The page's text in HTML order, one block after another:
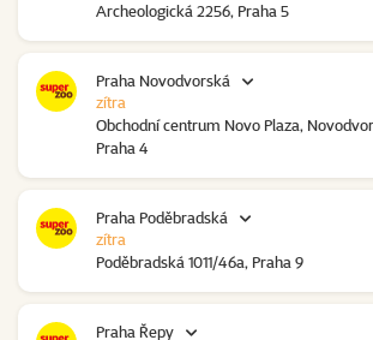
Archeologická 2256, Praha 5
Praha Novodvorská
Obchodní centrum Novo Plaza,
Praha 4
zítra
Praha Poděbradská
Poděbradská 1011/46a, Praha 9
zítra
Praha Řepy